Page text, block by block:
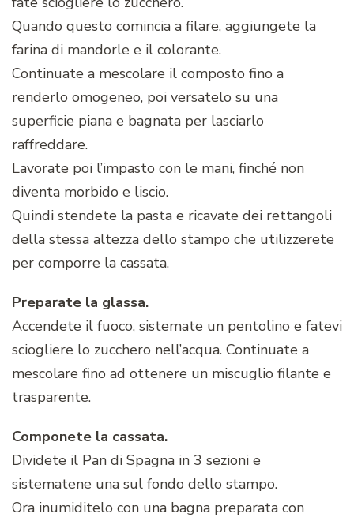
Quando questo comincia a filare, aggiungete la
farina di mandorle e il colorante.
Continuate a mescolare il composto fino a
renderlo omogeneo, poi versatelo su una
superficie piana e bagnata per lasciarlo
raffreddare.
Lavorate poi l’impasto con le mani, finché non
diventa morbido e liscio.
Quindi stendete la pasta e ricavate dei rettangoli
della stessa altezza dello stampo che utilizzerete
per comporre la cassata.
Preparate la glassa.
Accendete il fuoco, sistemate un pentolino e fatevi
sciogliere lo zucchero nell’acqua. Continuate a
mescolare fino ad ottenere un miscuglio filante e
trasparente.
Componete la cassata.
Dividete il Pan di Spagna in 3 sezioni e
sistematene una sul fondo dello stampo.
Ora inumiditelo con una bagna preparata con